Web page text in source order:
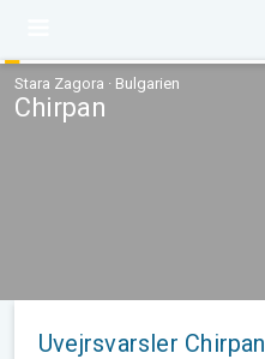
Stara Zagora · Bulgarien
Chirpan
Uvejrsvarsler Chirpan